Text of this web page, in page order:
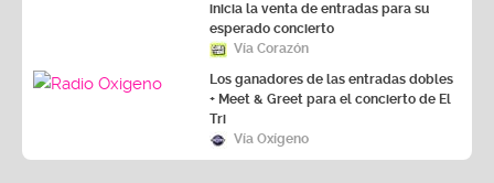
inicia la venta de entradas para su
esperado concierto
Vía Corazón
Los ganadores de las entradas dobles
+ Meet & Greet para el concierto de El
Tri
Vía Oxígeno